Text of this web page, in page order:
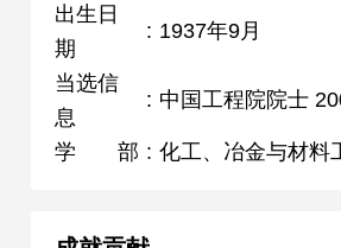
出生日
期
: 1937年9月
当选信
息
: 中国工程院院士
学部 : 化工、冶金与材料